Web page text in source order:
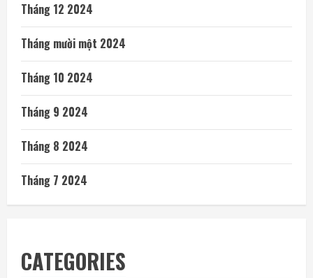
Tháng 12 2024
Tháng mười một 2024
Tháng 10 2024
Tháng 9 2024
Tháng 8 2024
Tháng 7 2024
CATEGORIES